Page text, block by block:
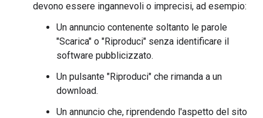
devono essere ingannevoli o imprecisi, ad esempio:
Un annuncio contenente soltanto le parole
"Scarica" o "Riproduci" senza identificare il
software pubblicizzato.
Un pulsante "Riproduci" che rimanda a un
download.
Un annuncio che, riprendendo l'aspetto del sito